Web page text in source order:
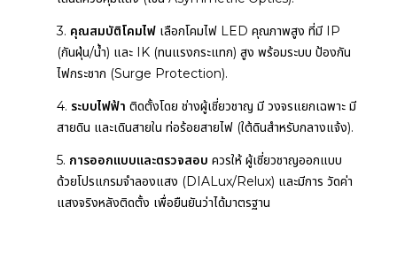
3. คุณสมบัติโคมไฟ เลือกโคมไฟ LED คุณภาพสูง ที่มี IP
(กันฝุ่น/น้ำ) และ IK (ทนแรงกระแทก) สูง พร้อมระบบ ป้องกัน
ไฟกระชาก (Surge Protection).
4. ระบบไฟฟ้า ติดตั้งโดย ช่างผู้เชี่ยวชาญ มี วงจรแยกเฉพาะ มี
สายดิน และเดินสายใน ท่อร้อยสายไฟ (ใต้ดินสำหรับกลางแจ้ง).
5. การออกแบบและตรวจสอบ ควรให้ ผู้เชี่ยวชาญออกแบบ
ด้วยโปรแกรมจำลองแสง (DIALux/Relux) และมีการ วัดค่า
แสงจริงหลังติดตั้ง เพื่อยืนยันว่าได้มาตรฐาน